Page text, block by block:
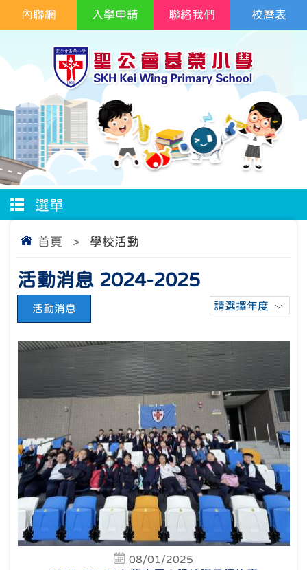
校曆表
內聯網 入學申請 聯絡我們
選單
首頁 > 學校活動
活動消息 2024-2025
請選擇年度
活動消息
08/01/2025